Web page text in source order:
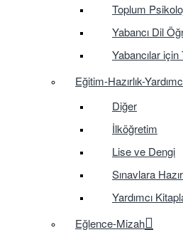
Toplum
Yabancı Dil
Yabancılar
Eğitim-Hazırlık-
Diğer
İlköğretim
Lise ve Dengi
Sınavlara
Yardımcı
Eğlence-Mizah